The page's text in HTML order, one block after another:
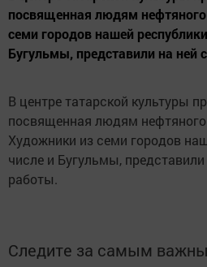
посвященная людям
семи городов нашей
Бугульмы, представили на ней
В центре татарской культуры
посвященная людям нефтяного
Художники из семи городов
числе и Бугульмы,
работы.
Следите за самым